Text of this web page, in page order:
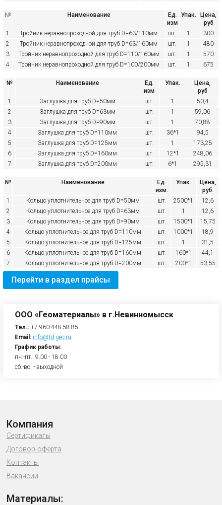
№ Наименование
Ед.
изм
Упак.
Цена,
руб
1
Тройник неравнопроходной для труб D=63/110мм шт. 1
300
2
Тройник неравнопроходной для труб D=63/160мм шт. 1
480
3
Тройник неравнопроходной для труб D=110/160мм шт. 1
570
4
Тройник неравнопроходной для труб D=100/200мм шт. 1 675
№ Наименование
Ед.
изм
Упак.
Цена,
руб
1
Заглушка для труб D=50мм шт. 1
50,4
2
Заглушка для труб D=63мм шт. 1
59,06
3
Заглушка для труб D=90мм шт. 1
70,88
4
Заглушка для труб D=110мм шт. 36*1
94,5
5
Заглушка для труб D=125мм шт. 1
173,25
6
Заглушка для труб D=160мм шт. 12*1
248,06
7
Заглушка для труб D=200мм шт. 6*1 295,31
№ Наименование
Ед.
изм.
Упак.
Цена,
руб.
1
Кольцо уплотнительное для труб D=50мм шт. 2500*1
12,6
2
Кольцо уплотнительное для труб D=63мм шт. 1
12,6
3
Кольцо уплотнительное для труб D=90мм шт. 1500*1
15,75
4
Кольцо уплотнительное для труб D=110мм шт. 1000*1
18,9
5
Кольцо уплотнительное для труб D=125мм шт. 1
31,5
6
Кольцо уплотнительное для труб D=160мм шт. 160*1
44,1
7
Кольцо уплотнительное для труб D=200мм шт. 200*1 53,55
Перейти в раздел прайсы
ООО «Геоматериалы» в г.Невинномысск
Тел.: +7 960-448-58-85
Email: info@td-geo.ru
График работы:
пн.-пт.: 9.00 - 18.00
сб.-вс. - выходной
Компания
Сертификаты
Договор-оферта
Контакты
Вакансии
Материалы: